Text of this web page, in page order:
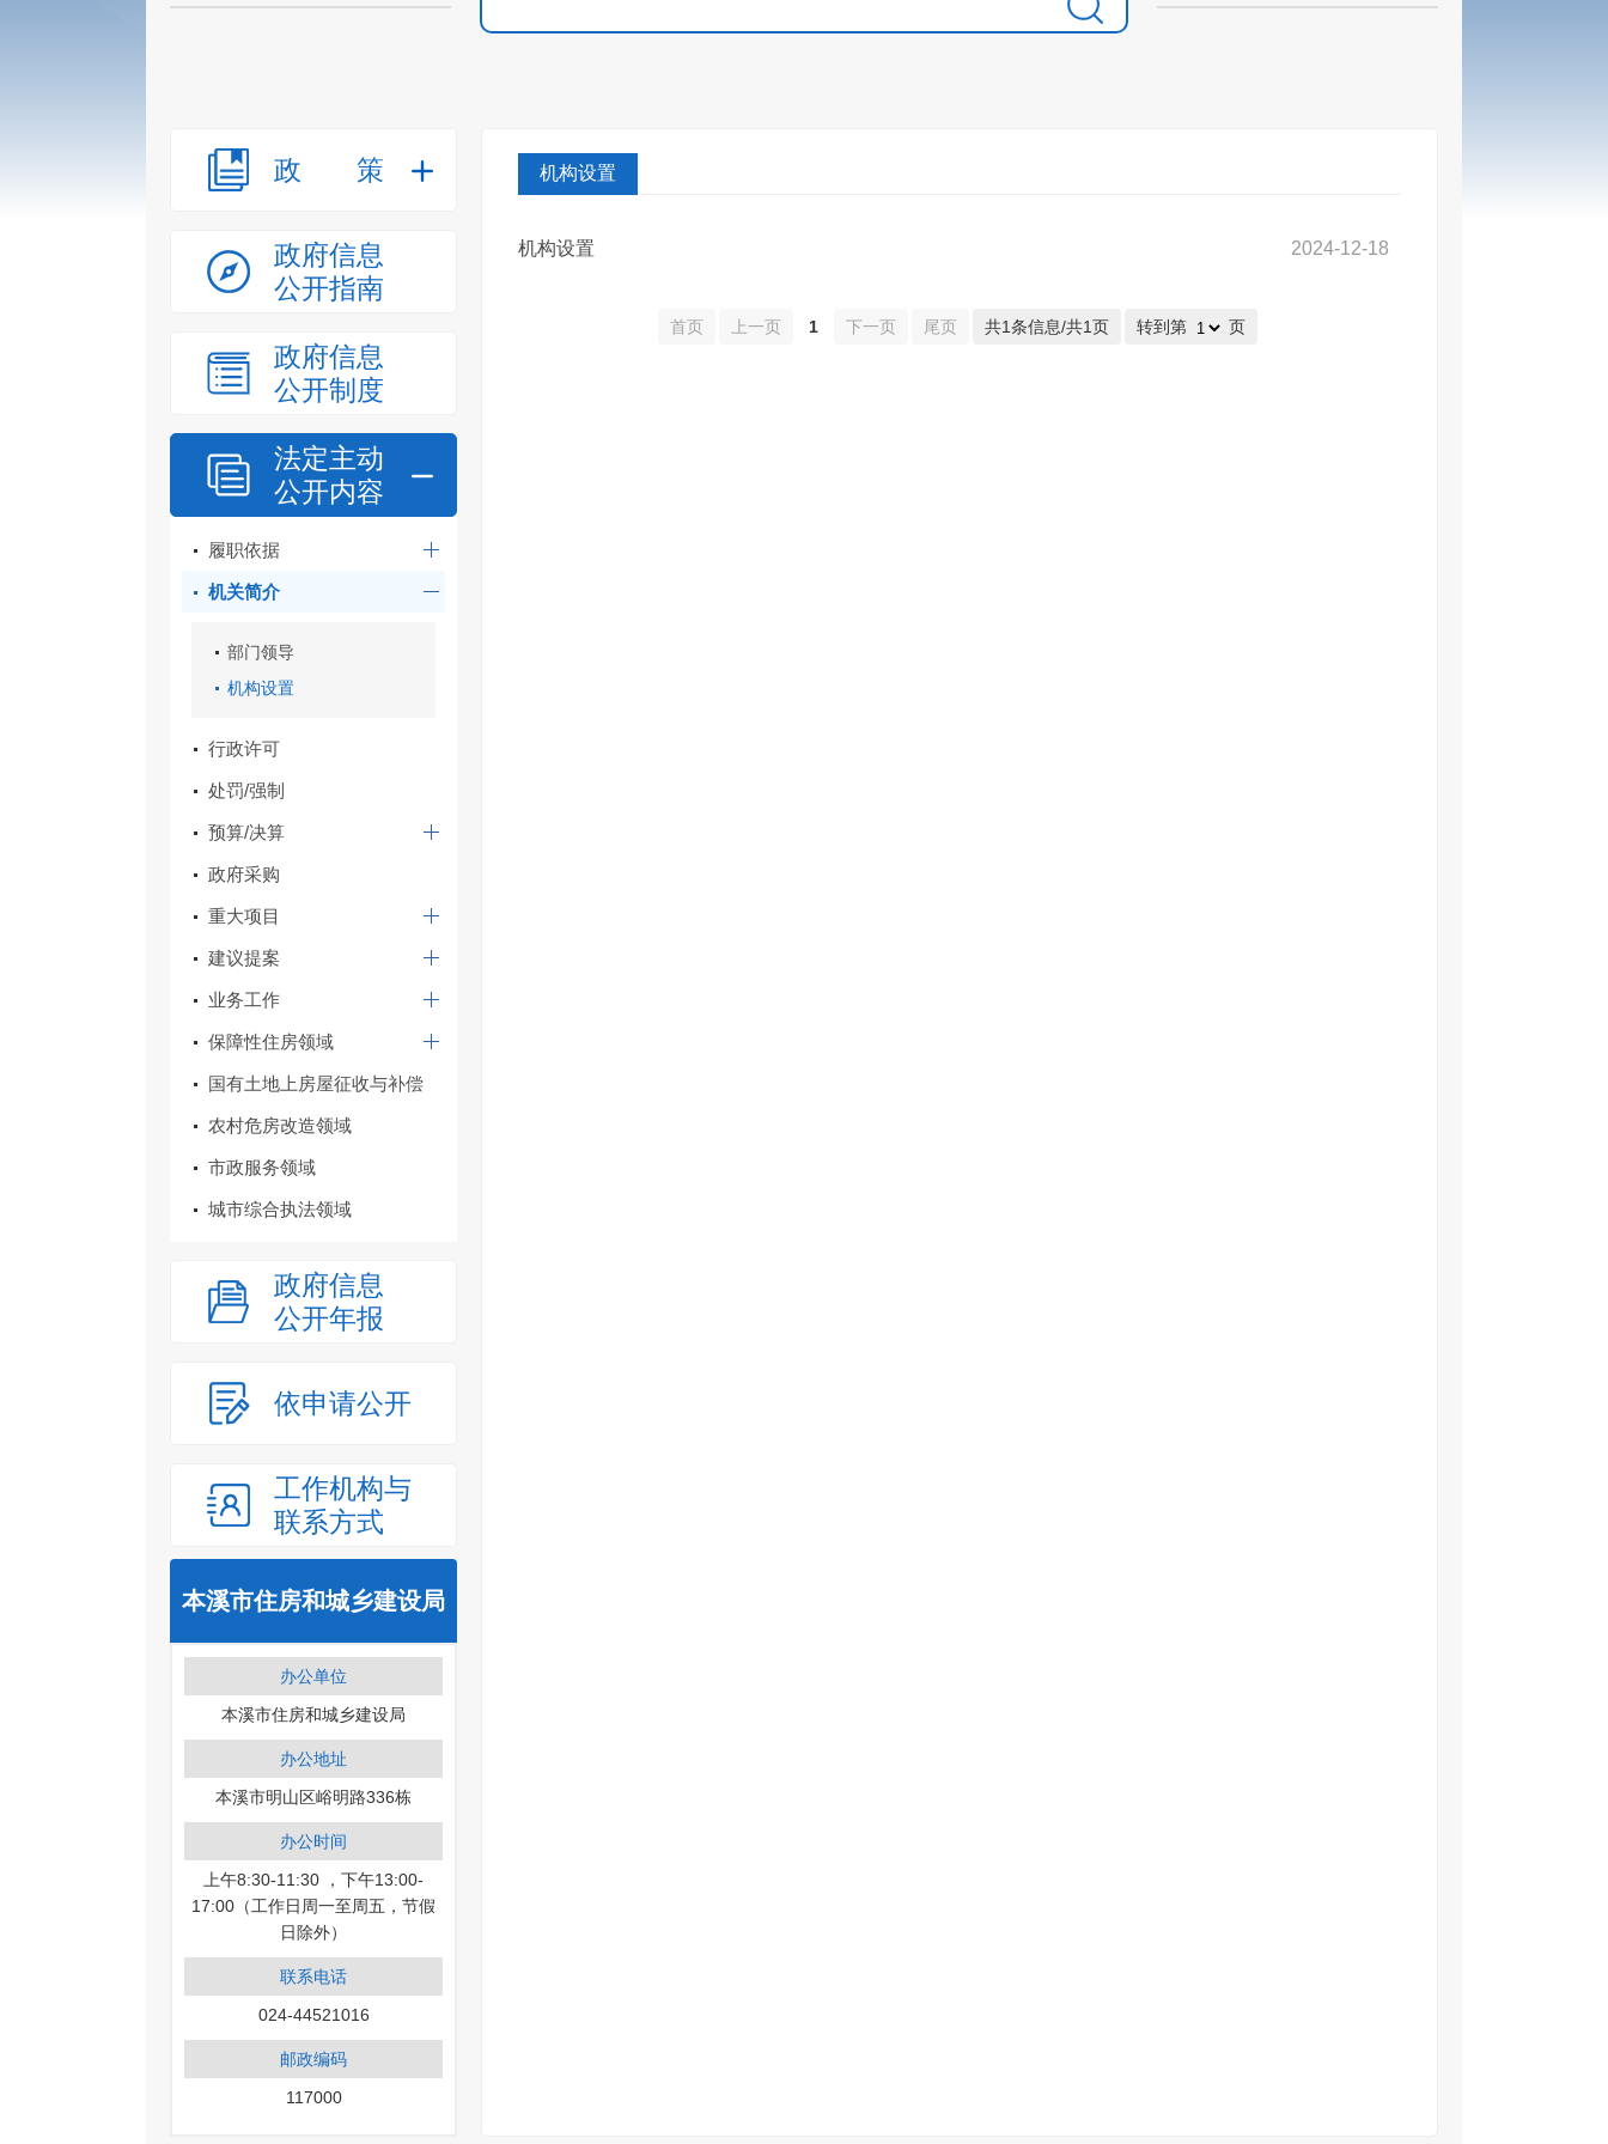
政策
政府信息
公开指南
政府信息
公开制度
法定主动
公开内容
履职依据
机关简介
部门领导
机构设置
行政许可
处罚/强制
预算/决算
政府采购
重大项目
建议提案
业务工作
保障性住房领域
国有土地上房屋征收与补偿
农村危房改造领域
市政服务领域
城市综合执法领域
政府信息
公开年报
依申请公开
工作机构与
联系方式
本溪市住房和城乡建设局
办公单位
本溪市住房和城乡建设局
办公地址
本溪市明山区峪明路336栋
办公时间
上午8:30-11:30 ，下午13:00-
17:00（工作日周一至周五，节假
日除外）
联系电话
024-44521016
邮政编码
117000
机构设置
2024-12-18
机构设置
首页 上一页 1 下一页 尾页 共1条信息/共1页 转到第 页